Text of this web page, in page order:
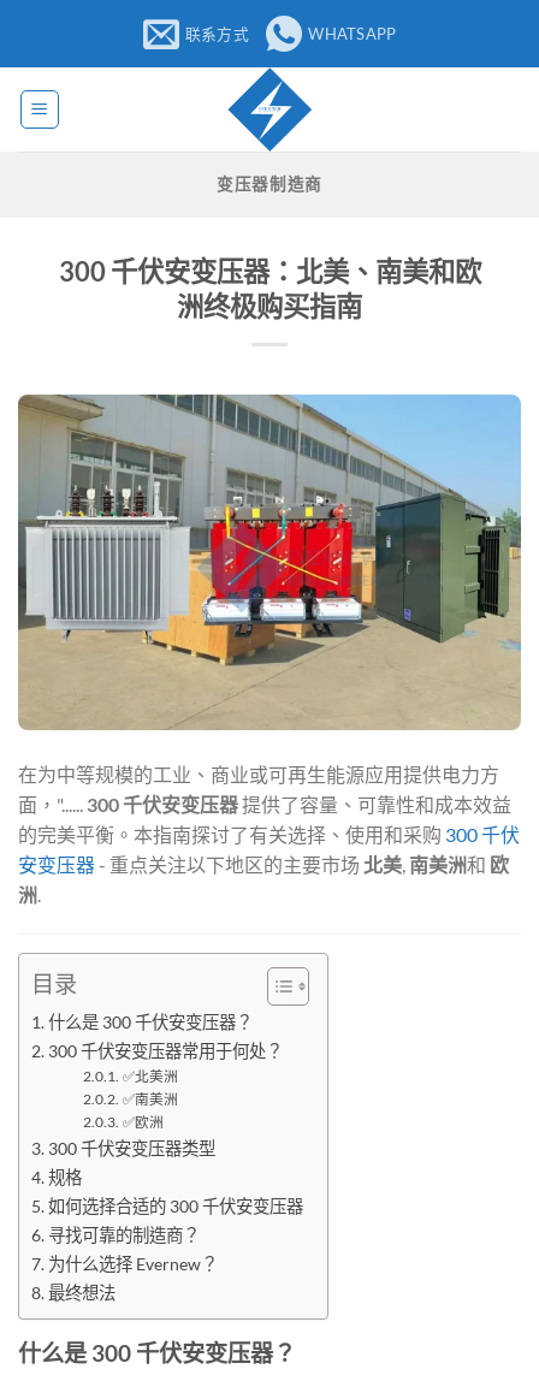
内
联系方式 WHATSAPP
变压器制造商
300 千伏安变压器：北美、南美和欧
洲终极购买指南
在为中等规模的工业、商业或可再生能源应用提供电力方
面，"...... 300 千伏安变压器提供了容量、可靠性和成本效益
的完美平衡。本指南探讨了有关选择、使用和采购 300 千伏
安变压器- 重点关注以下地区的主要市场 北美 南美洲和 欧
洲
目录
什么是 300 千伏安变压器？
300 千伏安变压器常用于何处？
✅北美洲
✅南美洲
✅欧洲
300 千伏安变压器类型
规格
如何选择合适的 300 千伏安变压器
寻找可靠的制造商？
为什么选择 Evernew？
最终想法
什么是 300 千伏安变压器？